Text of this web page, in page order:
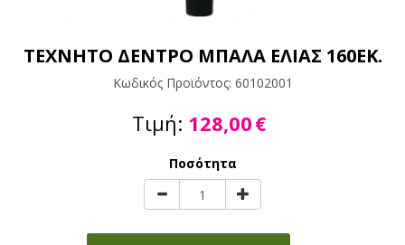
ΤΕΧΝΗΤΟ ΔΕΝΤΡΟ ΜΠΑΛΑ ΕΛΙΑΣ 160ΕΚ.
Κωδικός Προϊόντος: 60102001
Τιμή: 128,00€
Ποσότητα